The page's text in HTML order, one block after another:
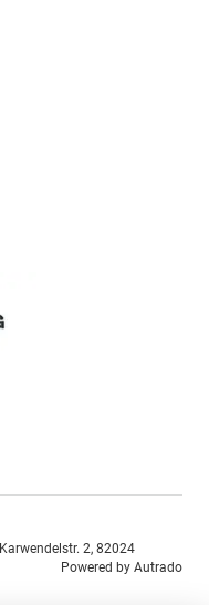
Karwendelstr. 2, 82024
Powered by Autrado